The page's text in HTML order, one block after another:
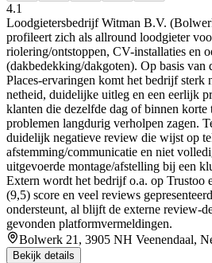
4.1
Loodgietersbedrijf Witman B.V.
profileert zich als allround loodgieter
riolering/ontstoppen, CV-installaties en
(dakbedekking/dakgoten). Op basis van
Places-ervaringen komt het bedrijf sterk
netheid, duidelijke uitleg en een eerlijk
klanten die dezelfde dag of binnen korte
problemen langdurig verholpen zagen.
duidelijk negatieve review die wijst op
afstemming/communicatie en niet
uitgevoerde montage/afstelling bij een
Extern wordt het bedrijf o.a. op Trustoo
(9,5) score en veel reviews
ondersteunt, al blijft de externe review-
gevonden platformvermeldingen.
Bolwerk 21, 3905 NH Veenendaal,
Bekijk details